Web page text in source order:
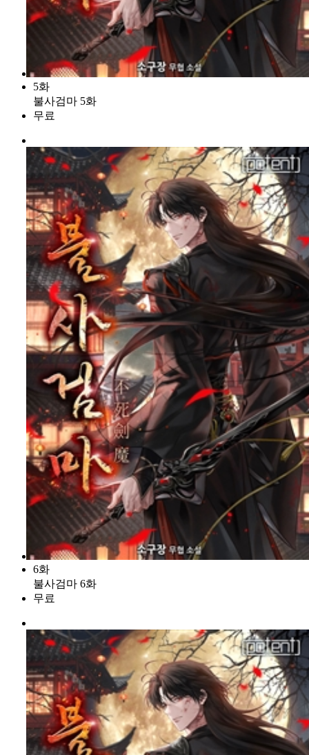
5화
불사검마 5화
무료
6화
불사검마 6화
무료